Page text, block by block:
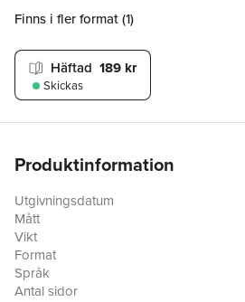
Finns i fler format (1)
Häftad 189 kr
Skickas
Produktinformation
Utgivningsdatum
Mått
Vikt
Format
Språk
Antal sidor